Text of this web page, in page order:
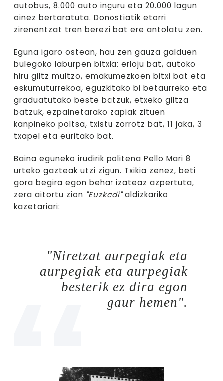
autobus, 8.000 auto inguru eta 20.000 lagun
oinez bertaratuta. Donostiatik etorri
zirenentzat tren berezi bat ere antolatu zen.
Eguna igaro ostean, hau zen gauza galduen
bulegoko laburpen bitxia: erloju bat, autoko
hiru giltz multzo, emakumezkoen bitxi bat eta
eskumuturrekoa, eguzkitako bi betaurreko eta
graduatutako beste batzuk, etxeko giltza
batzuk, ezpainetarako zapiak zituen
kanpineko poltsa, txistu zorrotz bat, 11 jaka, 3
txapel eta euritako bat.
Baina eguneko irudirik politena Pello Mari 8
urteko gazteak utzi zigun. Txikia zenez, beti
gora begira egon behar izateaz azpertuta,
zera aitortu zion "Euzkadi"aldizkariko
kazetariari:
"Niretzat aurpegiak eta
aurpegiak eta aurpegiak
besterik ez dira egon
gaur hemen".